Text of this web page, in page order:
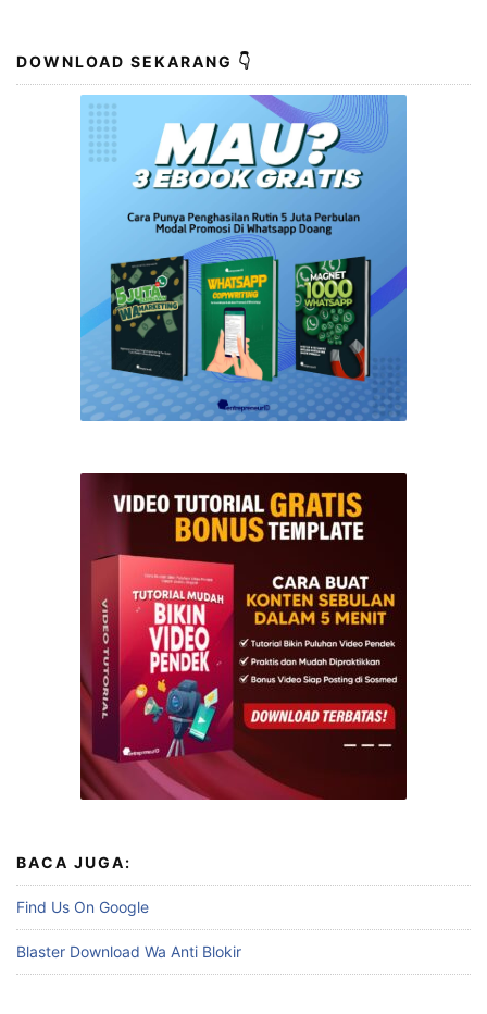
DOWNLOAD SEKARANG 👇
BACA JUGA:
Find Us On Google
Blaster Download Wa Anti Blokir